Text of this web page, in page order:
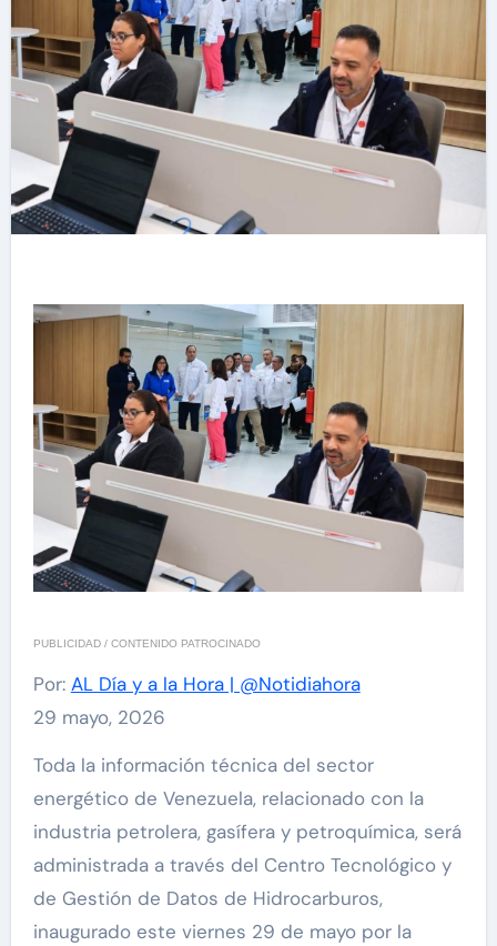
PUBLICIDAD / CONTENIDO PATROCINADO
Por: AL Día y a la Hora | @Notidiahora
29 mayo, 2026
Toda la información técnica del sector
energético de Venezuela, relacionado con la
industria petrolera, gasífera y petroquímica, será
administrada a través del Centro Tecnológico y
de Gestión de Datos de Hidrocarburos,
inaugurado este viernes 29 de mayo por la